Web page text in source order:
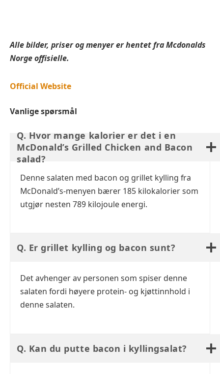
Alle bilder, priser og menyer er hentet fra Mcdonalds
Norge offisielle.
Official Website
Vanlige spørsmål
Q. Hvor mange kalorier er det i en
McDonald’s Grilled Chicken and Bacon
salad?
Denne salaten med bacon og grillet kylling fra
McDonald’s-menyen bærer 185 kilokalorier som
utgjør nesten 789 kilojoule energi.
Q. Er grillet kylling og bacon sunt?
Det avhenger av personen som spiser denne
salaten fordi høyere protein- og kjøttinnhold i
denne salaten.
Q. Kan du putte bacon i kyllingsalat?